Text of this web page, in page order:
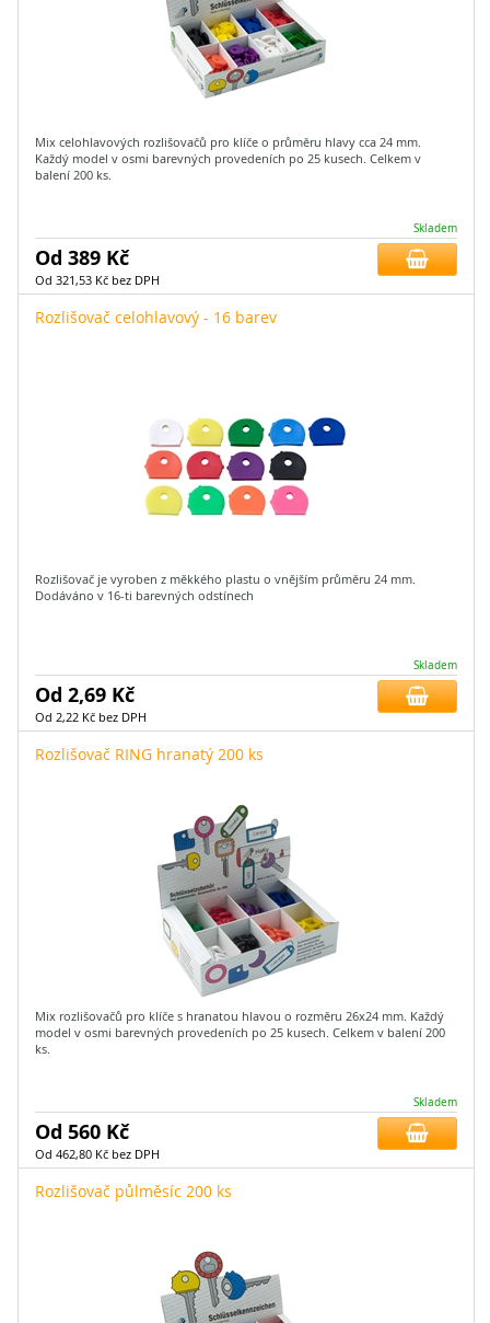
Mix celohlavových rozlišovačů pro klíče o průměru hlavy cca 24 mm.
Každý model v osmi barevných provedeních po 25 kusech. Celkem v
balení 200 ks.
Skladem
Od 389 Kč
Od 321,53 Kč bez DPH
Rozlišovač celohlavový - 16 barev
Rozlišovač je vyroben z měkkého plastu o vnějším průměru 24 mm.
Dodáváno v 16-ti barevných odstínech
Skladem
Od 2,69 Kč
Od 2,22 Kč bez DPH
Rozlišovač RING hranatý 200 ks
Mix rozlišovačů pro klíče s hranatou hlavou o rozměru 26x24 mm. Každý
model v osmi barevných provedeních po 25 kusech. Celkem v balení 200
ks.
Skladem
Od 560 Kč
Od 462,80 Kč bez DPH
Rozlišovač půlměsíc 200 ks